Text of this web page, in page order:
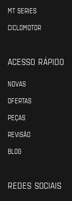
MT SERIES
CICLOMOTOR
ACESSO RÁPIDO
NOVAS
OFERTAS
PEÇAS
REVISÃO
BLOG
REDES SOCIAIS